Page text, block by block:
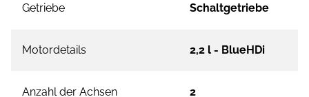
Getriebe Schaltgetriebe
Motordetails 2,2 l - BlueHDi
Anzahl der Achsen 2